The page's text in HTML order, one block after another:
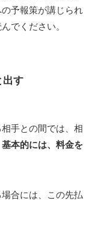
予報策が講じられ
でください。
出す
手との間では、相
基本的には、料金を
合には、この先払